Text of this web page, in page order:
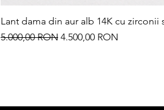
Lant dama din aur alb 14K cu zirconii
Preț normal
5.000,00 RON Preț redus
4.500,00 RON